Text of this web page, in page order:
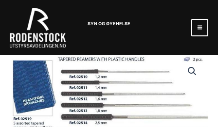
innholdet
SYN OG ØYEHELSE